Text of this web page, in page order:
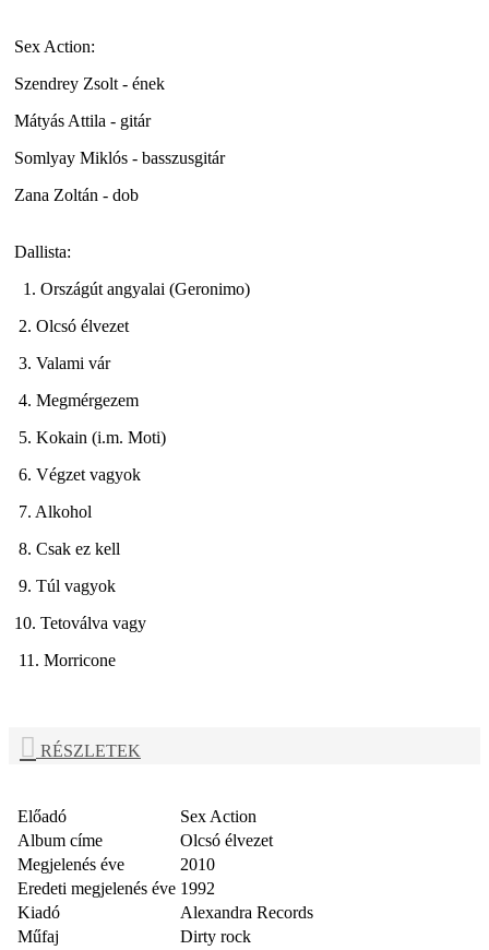
Sex Action:
Szendrey Zsolt - ének
Mátyás Attila - gitár
Somlyay Miklós - basszusgitár
Zana Zoltán - dob
Dallista:
1. Országút angyalai (Geronimo)
2. Olcsó élvezet
3. Valami vár
4. Megmérgezem
5. Kokain (i.m. Moti)
6. Végzet vagyok
7. Alkohol
8. Csak ez kell
9. Túl vagyok
10. Tetoválva vagy
11. Morricone
RÉSZLETEK
Előadó
Sex Action
Album címe
Olcsó élvezet
Megjelenés éve
2010
Eredeti megjelenés éve 1992
Kiadó
Alexandra Records
Műfaj
Dirty rock